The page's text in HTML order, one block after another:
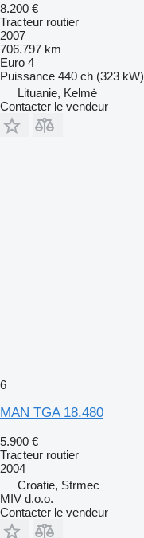
8.200 €
Tracteur routier
2007
706.797 km
Euro 4
Puissance 440 ch (323 kW)
Lituanie, Kelmė
Contacter le vendeur
6
MAN TGA 18.480
5.900 €
Tracteur routier
2004
Croatie, Strmec
MIV d.o.o.
Contacter le vendeur